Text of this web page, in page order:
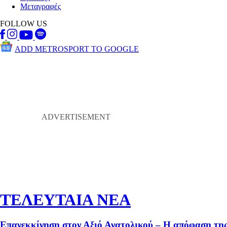
Μεταγραφές
FOLLOW US
ADD METROSPORT TO GOOGLE
ΤΕΛΕΥΤΑΙΑ ΝΕΑ
Επανεκκίνηση στον Αξιό Ανατολικού – Η απόφαση